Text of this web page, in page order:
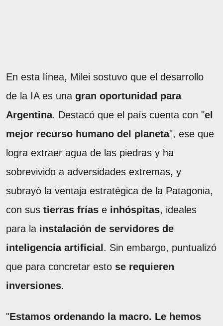
En esta línea, Milei sostuvo que el desarrollo
de la IA es una gran oportunidad para
Argentina. Destacó que el país cuenta con "el
mejor recurso humano del planeta", ese que
logra extraer agua de las piedras y ha
sobrevivido a adversidades extremas, y
subrayó la ventaja estratégica de la Patagonia,
con sus tierras frías e inhóspitas, ideales
para la instalación de servidores de
inteligencia artificial . Sin embargo, puntualizó
que para concretar esto se requieren
inversiones.
"Estamos ordenando la macro. Le hemos